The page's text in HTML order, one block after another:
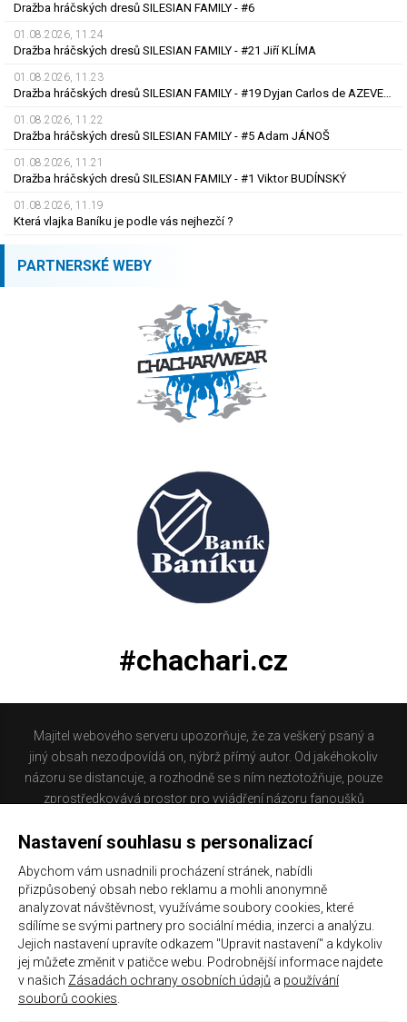
Dražba hráčských dresů SILESIAN FAMILY - #6
01.08.2026, 11.24
Dražba hráčských dresů SILESIAN FAMILY - #21 Jiří KLÍMA
01.08.2026, 11.23
Dražba hráčských dresů SILESIAN FAMILY - #19 Dyjan Carlos de AZEVEDO
01.08.2026, 11.22
Dražba hráčských dresů SILESIAN FAMILY - #5 Adam JÁNOŠ
01.08.2026, 11.21
Dražba hráčských dresů SILESIAN FAMILY - #1 Viktor BUDÍNSKÝ
01.08.2026, 11.19
Která vlajka Baníku je podle vás nejhezčí ?
PARTNERSKÉ WEBY
#chachari.cz
Majitel webového serveru upozorňuje, že za veškerý psaný a
jiný obsah nezodpovídá on, nýbrž přímý autor. Od jakéhokoliv
názoru se distancuje, a rozhodně se s ním neztotožňuje, pouze
zprostředkovává prostor pro vyjádření názoru fanoušků
nacházíte obsahuje materiál, který někteří lidé mohou
nejsou dle právní úpravy zákona č. 480/2004 Sb., o některých
službách informační společnosti a o změně některých zákonů
(zákon o některých službách informační společnosti) a
zejména §6 citovaného zákona, odpovědni za příspěvky
návštěvníků těchto stránek.
Galerie|Historie
Nastavení souhlasu s personalizací
Abychom vám usnadnili procházení stránek, nabídli
přizpůsobený obsah nebo reklamu a mohli anonymně
analyzovat návštěvnost, využíváme soubory cookies, které
sdílíme se svými partnery pro sociální média, inzerci a analýzu.
Jejich nastavení upravíte odkazem "Upravit nastavení" a kdykoliv
jej můžete změnit v patičce webu. Podrobnější informace najdete
v našich Zásadách ochrany osobních údajů a používání
souborů cookies